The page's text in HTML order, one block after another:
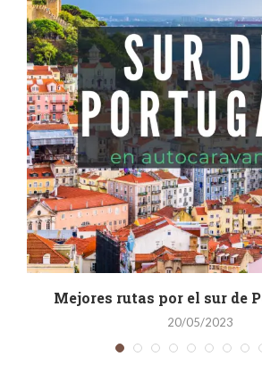
Mejores rutas por el sur de
20/05/2023